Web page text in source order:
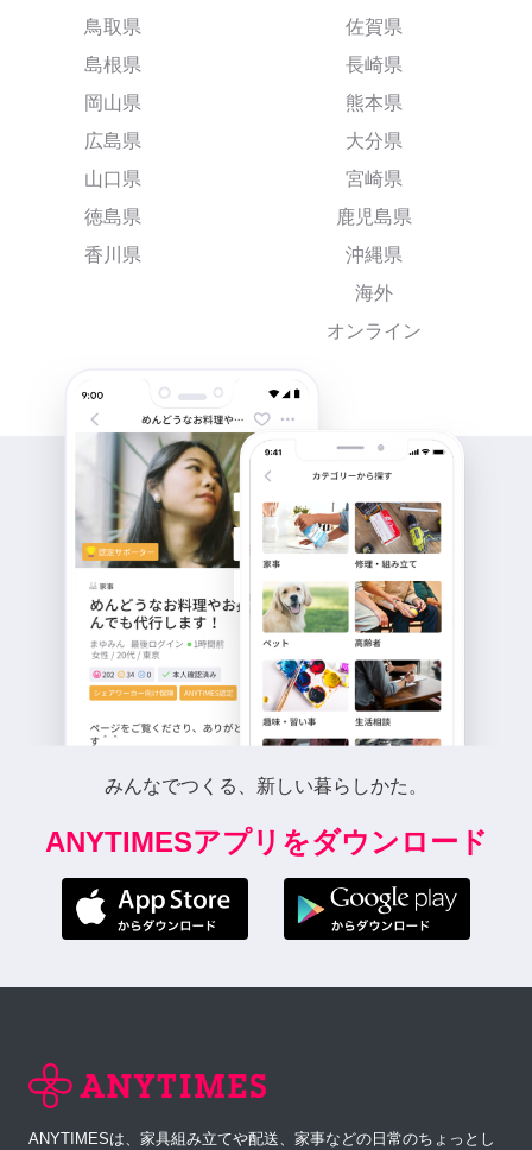
鳥取県
島根県
岡山県
広島県
山口県
徳島県
香川県
佐賀県
長崎県
熊本県
大分県
宮崎県
鹿児島県
沖縄県
海外
オンライン
みんなでつくる、新しい暮らしかた。
ANYTIMESアプリをダウンロード
ANYTIMESは、家具組み立てや配送、家事などの日常のちょっとし